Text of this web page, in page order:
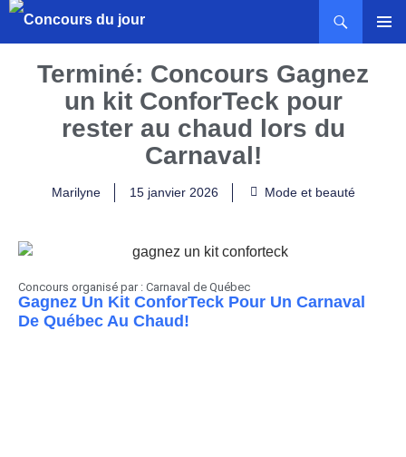
Terminé: Concours Gagnez
un kit ConforTeck pour
rester au chaud lors du
Carnaval!
Marilyne 15 janvier 2026 Mode et beauté
Concours organisé par : Carnaval de Québec
Gagnez Un Kit ConforTeck Pour Un Carnaval
De Québec Au Chaud!